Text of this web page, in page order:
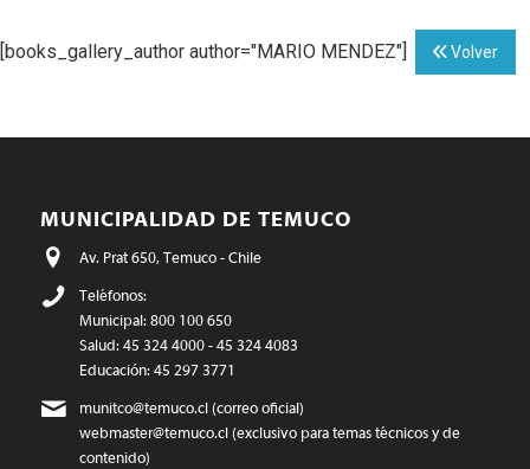
[books_gallery_author author="MARIO MENDEZ"] Volver
MUNICIPALIDAD DE TEMUCO
Av. Prat 650, Temuco - Chile
Teléfonos:
Municipal: 800 100 650
Salud: 45 324 4000 - 45 324 4083
Educación: 45 297 3771
munitco@temuco.cl(correo oficial)
webmaster@temuco.cl(exclusivo para temas técnicos y de
contenido)